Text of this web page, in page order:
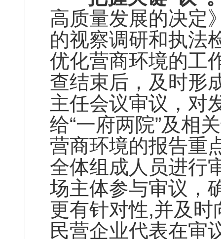
高质量发展的决定
的视察调研和执法
优化营商环境的工
查结束后，及时形
主任会议审议，对
给“一府两院”及相
营商环境的报告重
全体组成人员进行
场主体参与审议，
更有针对性,并及时
民营企业代表在审